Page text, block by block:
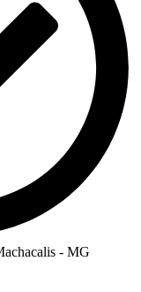
- MG